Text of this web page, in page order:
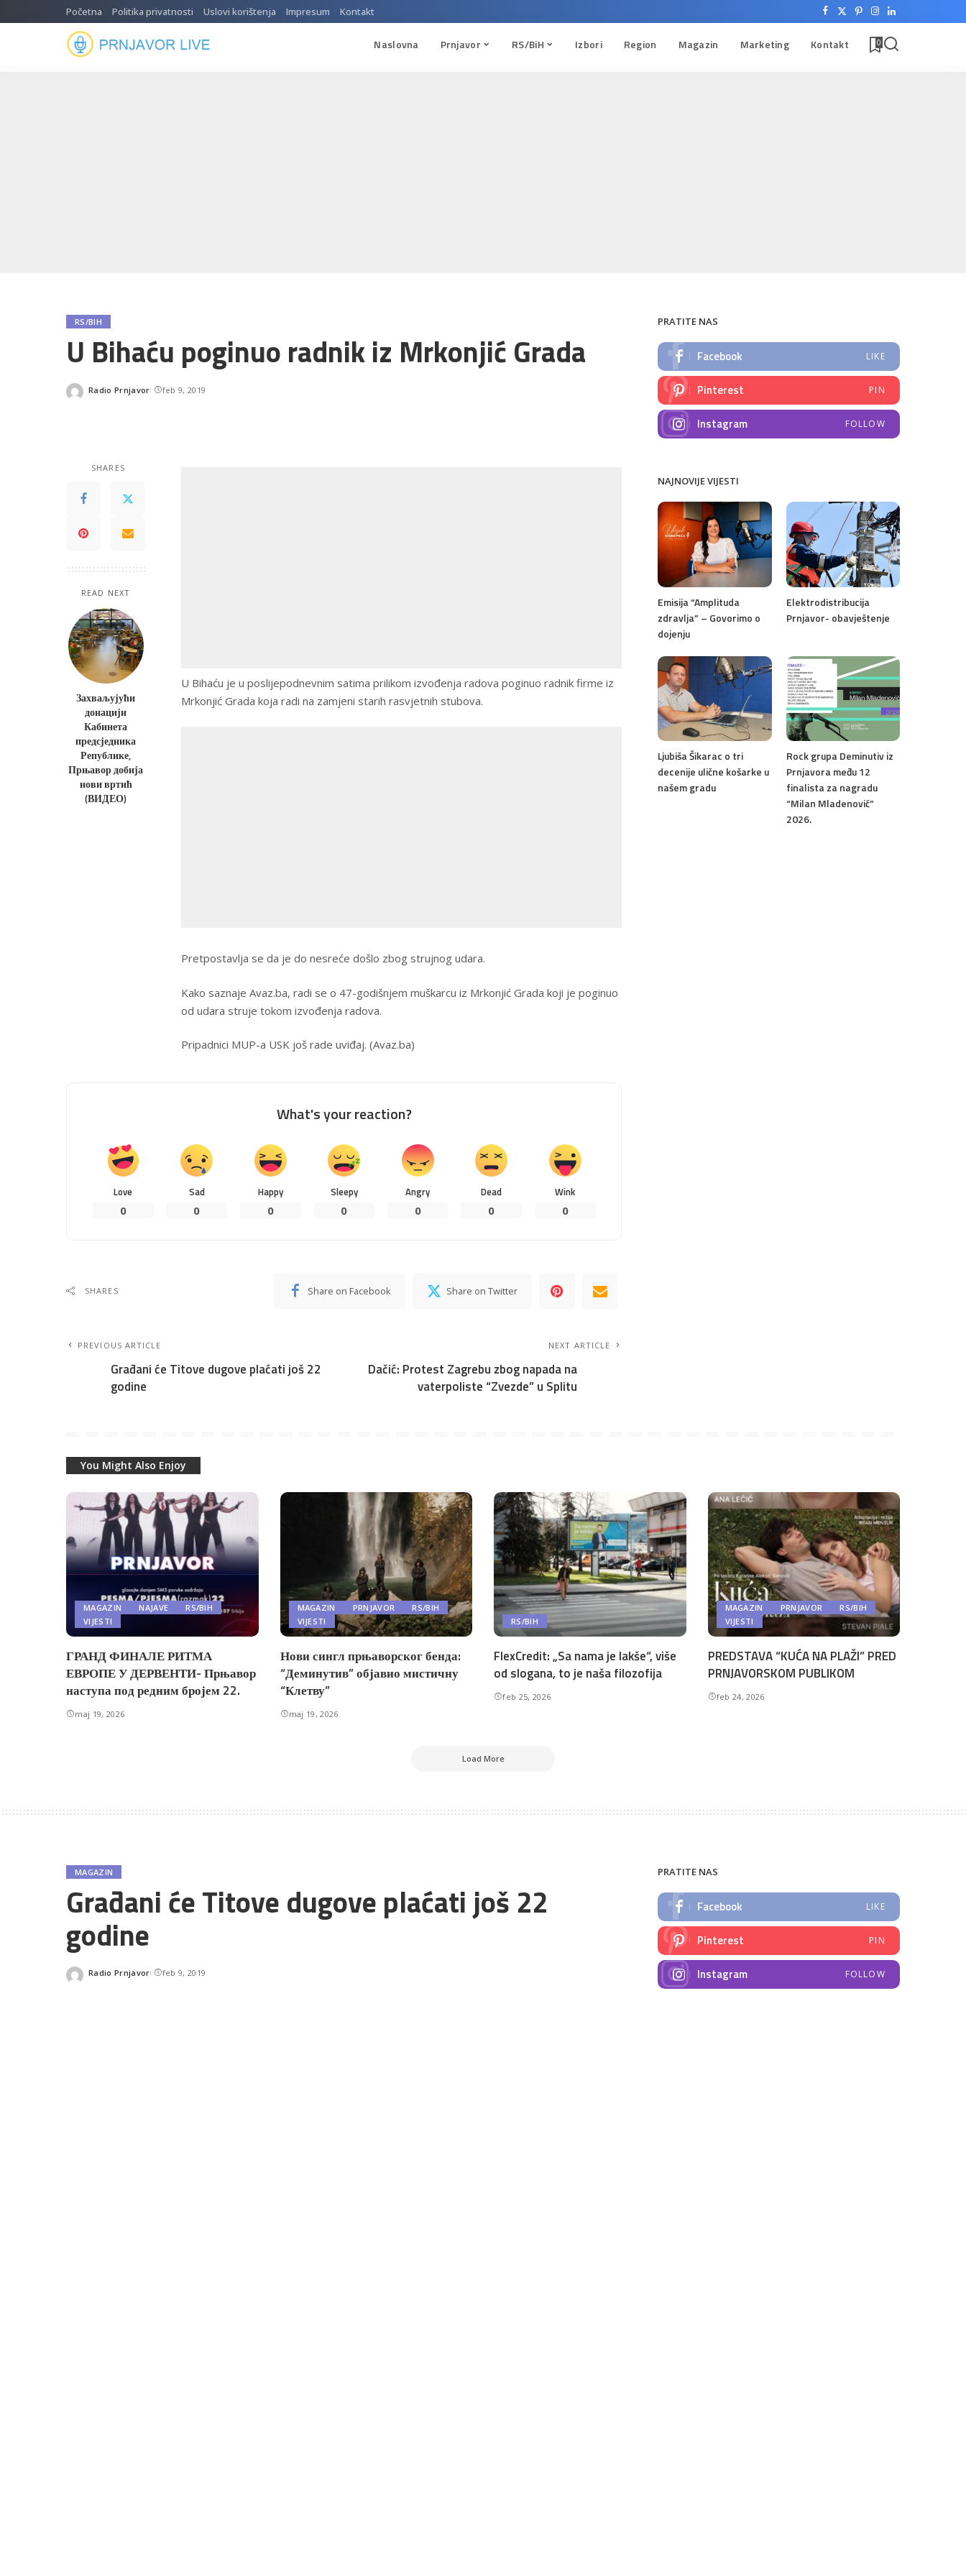
Početna Politika privatnosti Uslovi korištenja Impresum Kontakt
Naslovna Prnjavor RS/BiH Izbori Region Magazin Marketing Kontakt 0
RS/BIH
U Bihaću poginuo radnik iz Mrkonjić Grada
Posted
Radio Prnjavor feb 9, 2019
SHARES
READ NEXT
Захваљујући
донацији
Кабинета
предсједника
Републике,
Прњавор добија
нови вртић
(ВИДЕО)
U Bihaću je u poslijepodnevnim satima prilikom izvođenja radova poginuo radnik firme iz
Mrkonjić Grada koja radi na zamjeni starih rasvjetnih stubova.
Pretpostavlja se da je do nesreće došlo zbog strujnog udara.
Kako saznaje Avaz.ba, radi se o 47-godišnjem muškarcu iz Mrkonjić Grada koji je poginuo
od udara struje tokom izvođenja radova.
Pripadnici MUP-a USK još rade uviđaj. (Avaz.ba)
What's your reaction?
Love
0
Sad
0
Happy
0
Sleepy
0
Angry
0
Dead
0
Wink
0
SHARES Share on Facebook Share on Twitter
PREVIOUS ARTICLE
Građani će Titove dugove plaćati još 22
godine
NEXT ARTICLE
Dačić: Protest Zagrebu zbog napada na
vaterpoliste “Zvezde” u Splitu
PRATITE NAS
Facebook LIKE
Pinterest PIN
Instagram FOLLOW
NAJNOVIJE VIJESTI
Emisija “Amplituda
zdravlja” – Govorimo o
dojenju
Elektrodistribucija
Prnjavor- obavještenje
Ljubiša Šikarac o tri
decenije ulične košarke u
našem gradu
Rock grupa Deminutiv iz
Prnjavora među 12
finalista za nagradu
“Milan Mladenović”
2026.
You Might Also Enjoy
MAGAZIN NAJAVE
RS/BIH
VIJESTI
ГРАНД ФИНАЛЕ РИТМА
ЕВРОПЕ У ДЕРВЕНТИ- Прњавор
наступа под редним бројем 22.
maj 19, 2026
MAGAZIN PRNJAVOR
RS/BIH
VIJESTI
Нови сингл прњаворског бенда:
“Деминутив” објавио мистичну
“Клетву”
maj 19, 2026
RS/BIH
FlexCredit: „Sa nama je lakše“, više
od slogana, to je naša filozofija
feb 25, 2026
MAGAZIN PRNJAVOR
RS/BIH
VIJESTI
PREDSTAVA “KUĆA NA PLAŽI” PRED
PRNJAVORSKOM PUBLIKOM
feb 24, 2026
Load More
MAGAZIN
Građani će Titove dugove plaćati još 22
godine
Posted
Radio Prnjavor feb 9, 2019
PRATITE NAS
Facebook LIKE
Pinterest PIN
Instagram FOLLOW